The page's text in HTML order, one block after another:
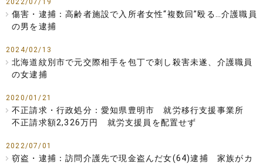
2022/07/19
傷害・逮捕：高齢者施設で入所者女性“複数回”殴る…介護職員
の男を逮捕
2024/02/13
北海道紋別市で元交際相手を包丁で刺し殺害未遂、介護職員
の女逮捕
2020/01/21
不正請求・行政処分：愛知県豊明市 就労移行支援事業所
不正請求額2,326万円 就労支援員を配置せず
2022/07/01
窃盗・逮捕：訪問介護先で現金盗んだ女(64)逮捕 家族がカ